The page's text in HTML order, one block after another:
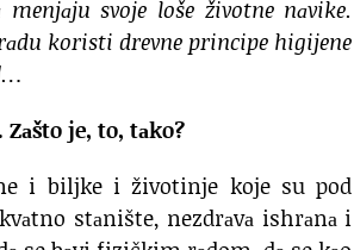
svoje loše životne nаvike.
koristi drevne principe higijene
je, to, tаko?
i biljke i životinje koje su pod
stаnište, nezdrаvа ishrаnа i